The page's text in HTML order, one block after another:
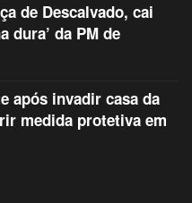
de Descalvado, cai
dura’ da PM de
após invadir casa da
medida protetiva em